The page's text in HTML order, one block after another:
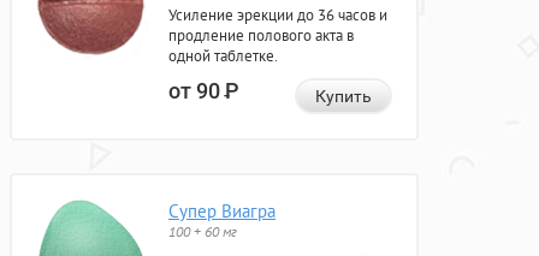
Усиление эрекции до 36 часов и
продление полового акта в
одной таблетке.
от 90Р Купить
Супер Виагра
100 + 60 мг